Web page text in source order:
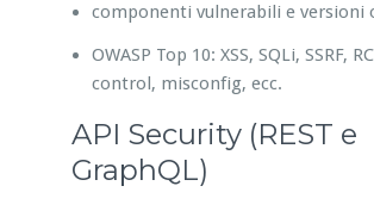
componenti vulnerabili e versioni
OWASP Top 10: XSS, SQLi, SSRF,
control, misconfig, ecc.
API Security (REST e
GraphQL)